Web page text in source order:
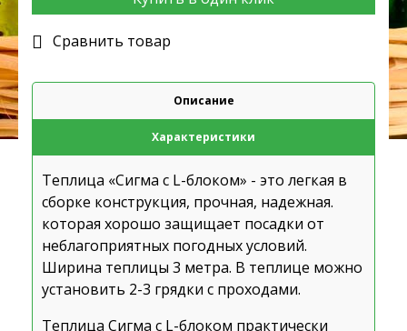
Cравнить товар
Описание
Характеристики
Теплица «Сигма с L-блоком» - это легкая в
сборке конструкция, прочная, надежная.
которая хорошо защищает посадки от
неблагоприятных погодных условий.
Ширина теплицы 3 метра. В теплице можно
установить 2-3 грядки с проходами.
Теплица Сигма с L-блоком практически